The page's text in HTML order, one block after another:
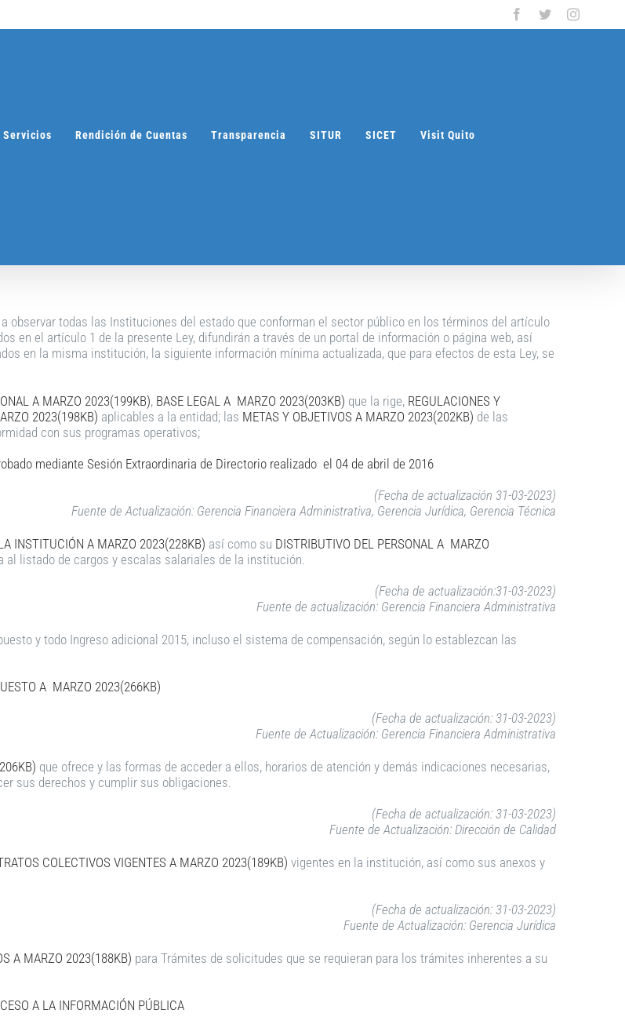
Facebook
Twitter
Servicios Rendición de Cuentas Transparencia SITUR SICET Visit Quito
observar todas las Instituciones del estado que conforman el sector público en los términos del artículo
en el artículo 1 de la presente Ley, difundirán a través de un portal de información o página web, así
en la misma institución, la siguiente información mínima actualizada, que para efectos de esta Ley, se
A MARZO 2023(199KB), BASE LEGAL A MARZO 2023(203KB) que la rige, REGULACIONES Y
2023(198KB) aplicables a la entidad; las METAS Y OBJETIVOS A MARZO 2023(202KB) de las
con sus programas operativos;
mediante Sesión Extraordinaria de Directorio realizado el 04 de abril de 2016
(Fecha de actualización 31-03-2023)
Fuente de Actualización: Gerencia Financiera Administrativa, Gerencia Jurídica, Gerencia Técnica
INSTITUCIÓN A MARZO 2023(228KB) así como su DISTRIBUTIVO DEL PERSONAL A MARZO
al listado de cargos y escalas salariales de la institución.
(Fecha de actualización:31-03-2023)
Fuente de actualización: Gerencia Financiera Administrativa
y todo Ingreso adicional 2015, incluso el sistema de compensación, según lo establezcan las
A MARZO 2023(266KB)
(Fecha de actualización: 31-03-2023)
Fuente de Actualización: Gerencia Financiera Administrativa
que ofrece y las formas de acceder a ellos, horarios de atención y demás indicaciones necesarias,
sus derechos y cumplir sus obligaciones.
(Fecha de actualización: 31-03-2023)
Fuente de Actualización: Dirección de Calidad
COLECTIVOS VIGENTES A MARZO 2023(189KB) vigentes en la institución, así como sus anexos y
(Fecha de actualización: 31-03-2023)
Fuente de Actualización: Gerencia Jurídica
A MARZO 2023(188KB) para Trámites de solicitudes que se requieran para los trámites inherentes a su
A LA INFORMACIÓN PÚBLICA